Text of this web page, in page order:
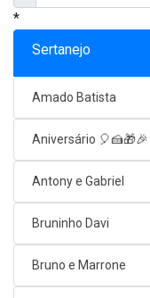
*
Sertanejo
Amado Batista
Aniversário 🎈🍰🎁🎉
Antony e Gabriel
Bruninho Davi
Bruno e Marrone